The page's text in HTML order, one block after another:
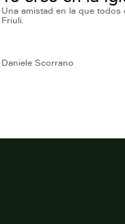
Una amistad en la que
Friuli.
Daniele Scorrano